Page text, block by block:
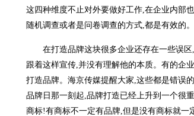
这四种维度不止对外要做好工作,在企业内部
随机调查或者是问卷调查的方式,都是有效的。
在打造品牌这块很多企业还存在一些误
跟着这样宣传,并没有理解他的本质。有的企
打造品牌。海京传媒提醒大家,这些都是错误
品牌日那一刻起,品牌打造已经上升到一个很
商标!有商标不一定有品牌,但是没有商标就一